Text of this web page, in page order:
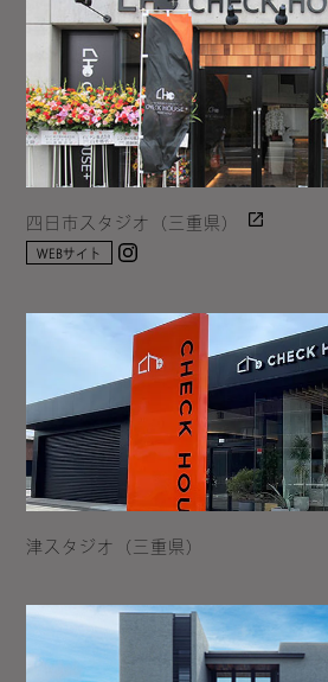
四日市スタジオ（三重県）
WEBサイト
津スタジオ（三重県）